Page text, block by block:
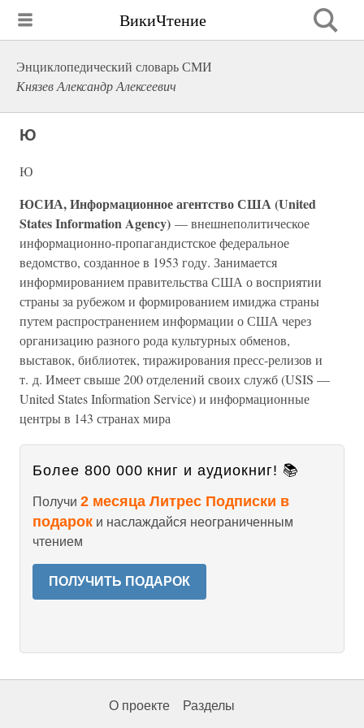
ВикиЧтение
Энциклопедический словарь СМИ
Князев Александр Алексеевич
Ю
Ю
ЮСИА, Информационное агентство США (United
States Information Agency) — внешнеполитическое
информационно-пропагандистское федеральное
ведомство, созданное в 1953 году. Занимается
информированием правительства США о восприятии
страны за рубежом и формированием имиджа страны
путем распространением информации о США через
организацию разного рода культурных обменов,
выставок, библиотек, тиражирования пресс-релизов и
т. д. Имеет свыше 200 отделений своих служб (USIS —
United States Information Service) и информационные
центры в 143 странах мира
Более 800 000 книг и аудиокниг! 📚
Получи 2 месяца Литрес Подписки в
подарок и наслаждайся неограниченным
чтением
ПОЛУЧИТЬ ПОДАРОК
О проекте Разделы